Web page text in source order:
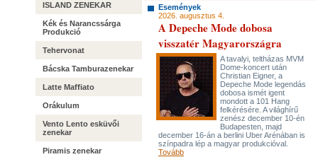
ISLAND ZENEKAR
Kék és Narancssárga
Produkció
Tehervonat
Bácska Tamburazenekar
Latte Maffiato
Orákulum
Vento Lento esküvői
zenekar
Piramis zenekar
Események
2026. augusztus 4.
A Depeche Mode dobosa
visszatér Magyarországra
A tavalyi, teltházas MVM
Dome-koncert után
Christian Eigner, a
Depeche Mode legendás
dobosa ismét igent
mondott a 101 Hang
felkérésére. A világhírű
zenész december 10-én
Budapesten, majd
december 16-án a berlini Uber Arénában is
színpadra lép a magyar produkcióval.
Tovább